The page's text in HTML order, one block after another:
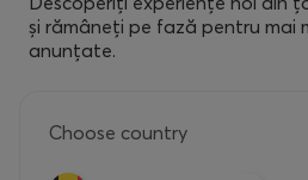
și rămâneți pe fază pentru mai
anunțate.
Choose country